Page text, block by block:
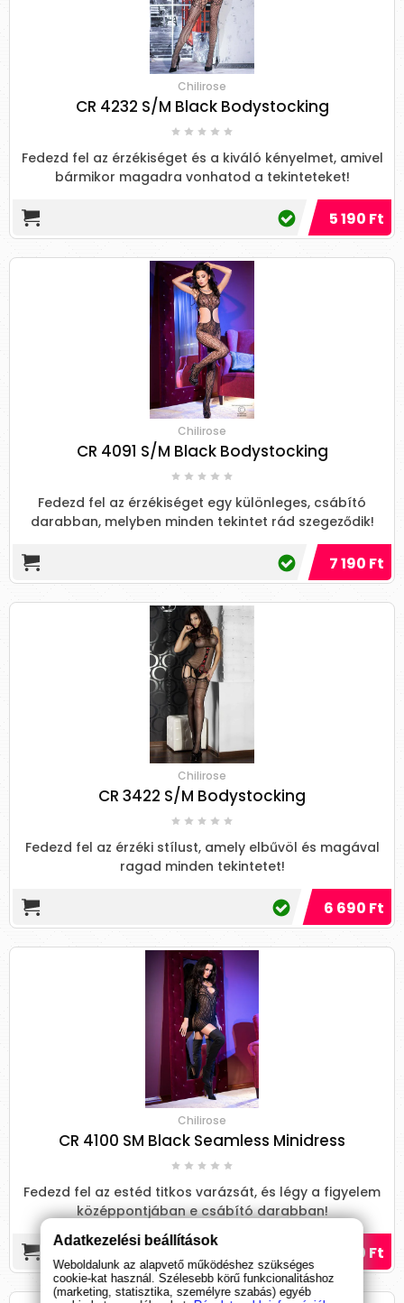
Chilirose
CR 4232 S/M Black Bodystocking
Fedezd fel az érzékiséget és a kiváló kényelmet, amivel
bármikor magadra vonhatod a tekinteteket!
5 190 Ft
Chilirose
CR 4091 S/M Black Bodystocking
Fedezd fel az érzékiséget egy különleges, csábító
darabban, melyben minden tekintet rád szegeződik!
7 190 Ft
Chilirose
CR 3422 S/M Bodystocking
Fedezd fel az érzéki stílust, amely elbűvöl és magával
ragad minden tekintetet!
6 690 Ft
Chilirose
CR 4100 SM Black Seamless Minidress
Fedezd fel az estéd titkos varázsát, és légy a figyelem
középpontjában e csábító darabban!
8 090 Ft
Adatkezelési beállítások
Weboldalunk az alapvető működéshez szükséges
cookie-kat használ. Szélesebb körű funkcionalitáshoz
(marketing, statisztika, személyre szabás) egyéb